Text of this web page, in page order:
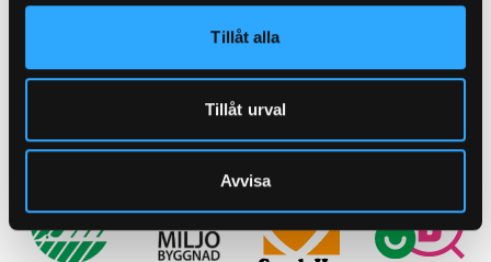
Tillåt alla
Tillåt urval
Avvisa
Learn more about sustainability